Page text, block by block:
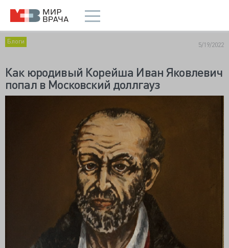
Блоги 5/19/2022
Как юродивый Корейша Иван Яковлевич
попал в Московский доллгауз